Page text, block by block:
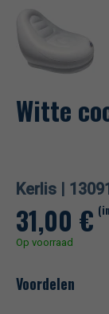
Witte
Kerlis | 13091
31,00 €
Op voorraad
Voordelen